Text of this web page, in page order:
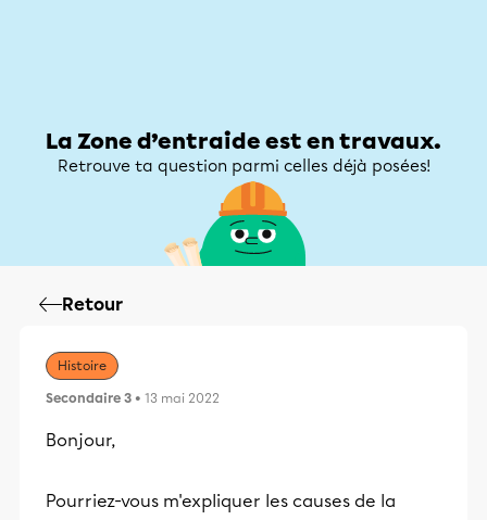
La Zone d’entraide est en travaux.
Retrouve ta question parmi celles déjà posées!
Retour
Histoire
Secondaire 3 • 13 mai 2022
Bonjour,
Pourriez-vous m'expliquer les causes de la